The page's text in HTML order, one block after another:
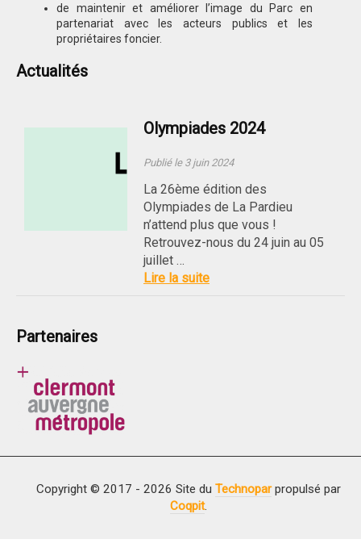
de maintenir et améliorer l’image du Parc en
partenariat avec les acteurs publics et les
propriétaires foncier.
Actualités
Olympiades 2024
Publié le 3 juin 2024
La 26ème édition des
Olympiades de La Pardieu
n’attend plus que vous !
Retrouvez-nous du 24 juin au 05
juillet …
Lire la suite
Partenaires
Copyright © 2017 - 2026 Site du Technoparpropulsé par
Coqpit.